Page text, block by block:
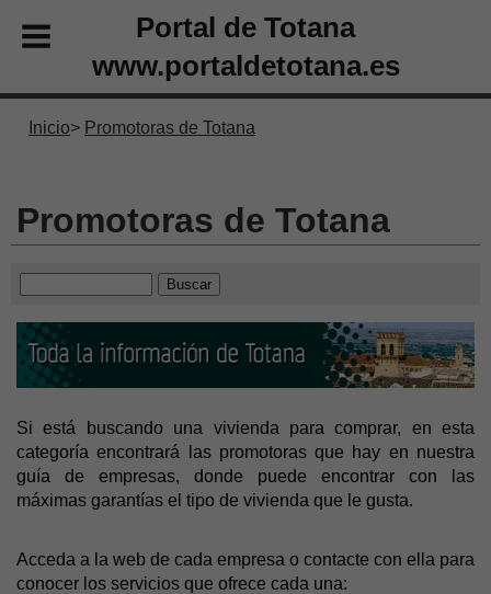
Portal de Totana
www.portaldetotana.es
Inicio Promotoras de Totana
Promotoras de Totana
Si está buscando una vivienda para comprar, en esta
categoría encontrará las promotoras que hay en nuestra
guía de empresas, donde puede encontrar con las
máximas garantías el tipo de vivienda que le gusta.
Acceda a la web de cada empresa o contacte con ella para
conocer los servicios que ofrece cada una: